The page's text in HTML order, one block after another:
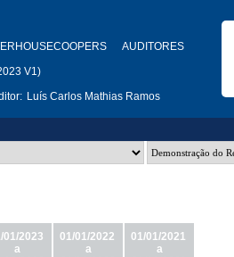
AUDITORES
V1)
Luís Carlos Mathias Ramos